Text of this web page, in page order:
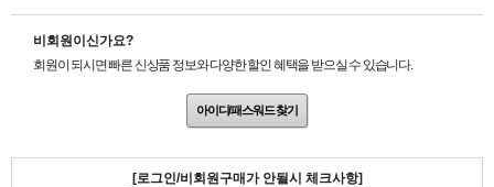
비회원이신가요?
회원이 되시면 빠른 신상품 정보와 다양한 할인 혜택을 받으실 수 있습니다.
아이디/패스워드 찾기
[로그인/비회원구매가 안될시 체크사항]